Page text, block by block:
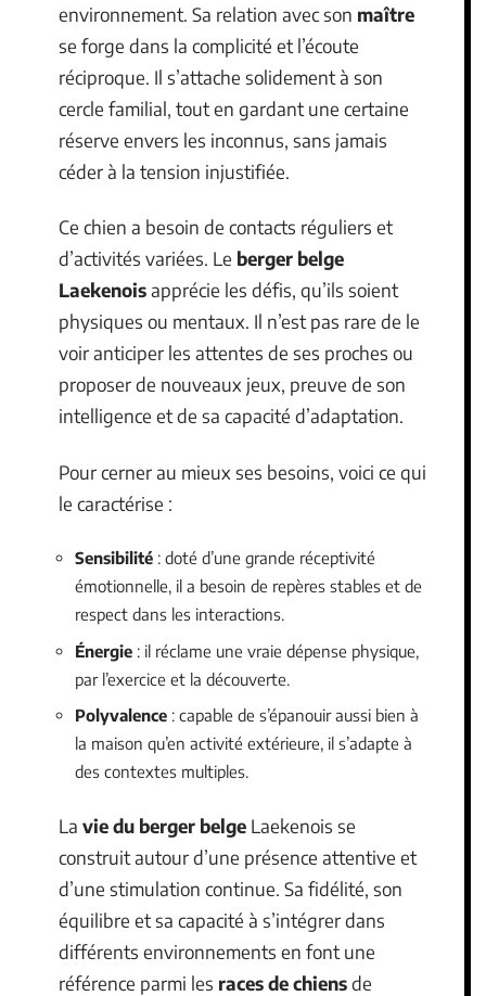
environnement. Sa relation avec son maître
se forge dans la complicité et l’écoute
réciproque. Il s’attache solidement à son
cercle familial, tout en gardant une certaine
réserve envers les inconnus, sans jamais
céder à la tension injustifiée.
Ce chien a besoin de contacts réguliers et
d’activités variées. Le berger belge
Laekenoisapprécie les défis, qu’ils soient
physiques ou mentaux. Il n’est pas rare de le
voir anticiper les attentes de ses proches ou
proposer de nouveaux jeux, preuve de son
intelligence et de sa capacité d’adaptation.
Pour cerner au mieux ses besoins, voici ce qui
le caractérise :
Sensibilité : doté d’une grande réceptivité
émotionnelle, il a besoin de repères stables et de
respect dans les interactions.
Énergie : il réclame une vraie dépense physique,
par l’exercice et la découverte.
Polyvalence : capable de s’épanouir aussi bien à
la maison qu’en activité extérieure, il s’adapte à
des contextes multiples.
La vie du berger belge Laekenois se
construit autour d’une présence attentive et
d’une stimulation continue. Sa fidélité, son
équilibre et sa capacité à s’intégrer dans
différents environnements en font une
référence parmi les races de chiensde